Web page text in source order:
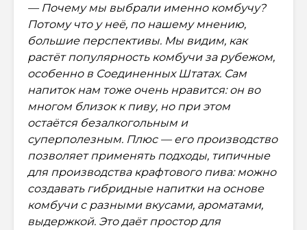
— Почему мы выбрали именно комбучу?
Потому что у неё, по нашему мнению,
большие перспективы. Мы видим, как
растёт популярность комбучи за рубежом,
особенно в Соединенных Штатах. Сам
напиток нам тоже очень нравится: он во
многом близок к пиву, но при этом
остаётся безалкогольным и
суперполезным. Плюс — его производство
позволяет применять подходы, типичные
для производства крафтового пива: можно
создавать гибридные напитки на основе
комбучи с разными вкусами, ароматами,
выдержкой. Это даёт простор для